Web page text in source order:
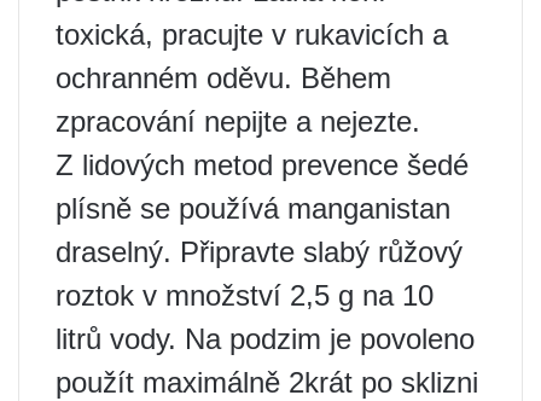
toxická, pracujte v rukavicích a
ochranném oděvu. Během
zpracování nepijte a nejezte.
Z lidových metod prevence šedé
plísně se používá manganistan
draselný. Připravte slabý růžový
roztok v množství 2,5 g na 10
litrů vody. Na podzim je povoleno
použít maximálně 2krát po sklizni